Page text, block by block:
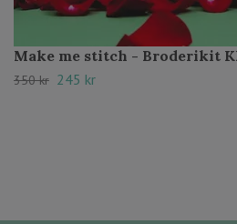
Make me stitch - Broderikit
350 kr 245 kr